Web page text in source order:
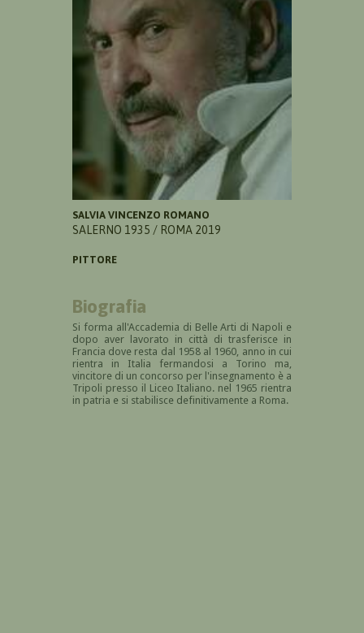
SALVIA VINCENZO ROMANO
SALERNO 1935 / ROMA 2019
PITTORE
Biografia
Si forma all'Accademia di Belle Arti di Napoli e
dopo aver lavorato in città di trasferisce in
Francia dove resta dal 1958 al 1960, anno in cui
rientra in Italia fermandosi a Torino ma,
vincitore di un concorso per l'insegnamento è a
Tripoli presso il Liceo Italiano. nel 1965 rientra
in patria e si stabilisce definitivamente a Roma.